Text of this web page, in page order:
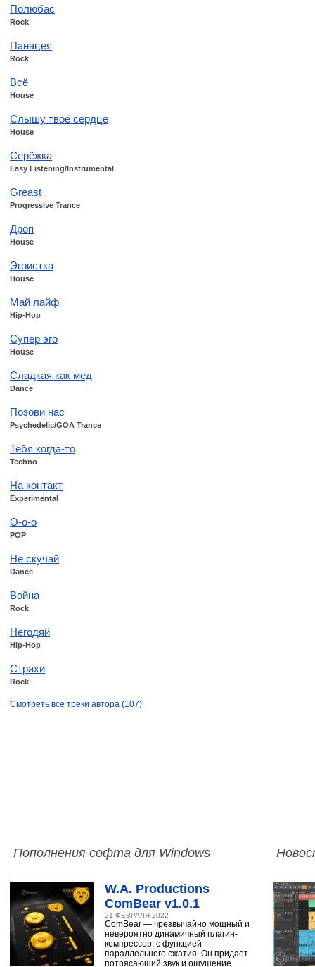
Полюбас
Rock
Панацея
Rock
Всё
House
Слышу твоё сердце
House
Серёжка
Easy Listening/Instrumental
Greast
Progressive Trance
Дроп
House
Эгоистка
House
Май лайф
Hip-Hop
Супер эго
House
Сладкая как мед
Dance
Позови нас
Psychedelic/GOA Trance
Тебя когда-то
Techno
На контакт
Experimental
О-о-о
POP
Не скучай
Dance
Война
Rock
Негодяй
Hip-Hop
Страхи
Rock
Смотреть все треки автора (107)
Пополнения софта для Windows
W.A. Productions
ComBear v1.0.1
21 ФЕВРАЛЯ 2022
ComBear — чрезвычайно мощный и
невероятно динамичный плагин-
компрессор, с функцией
параллельного сжатия. Он придает
потрясающий звук и ощущение